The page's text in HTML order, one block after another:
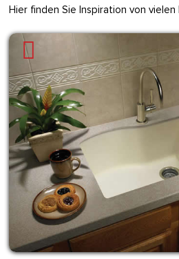
Hier finden Sie Inspiration von